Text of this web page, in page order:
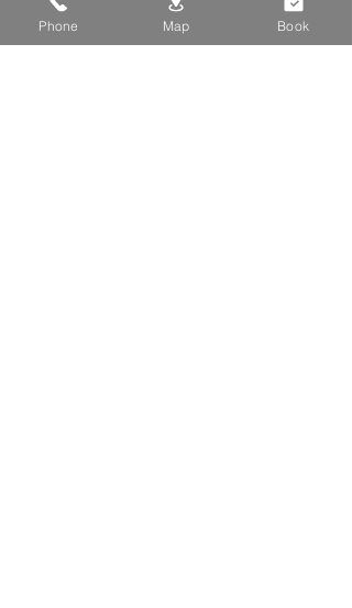
Phone Map Book